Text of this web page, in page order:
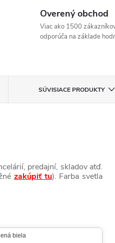
Overený obchod
Viac ako 1500
odporúča na základe
SÚVISIACE PRODUKTY
predajní, skladov atď.
zakúpiť tu). Farba svetla
biela